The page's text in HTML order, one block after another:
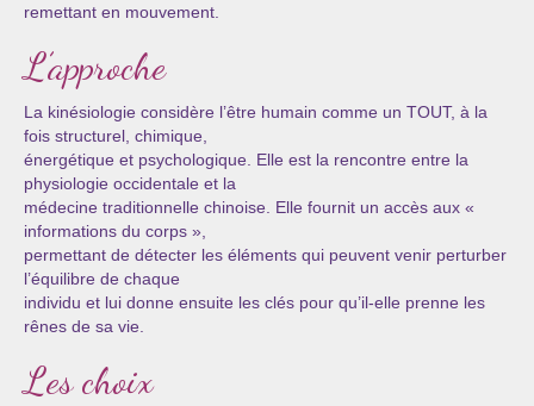
Témoignages B
Prendre contact
remettant en mouvement.
L’approche
La kinésiologie considère l’être humain comme un TOUT, à la
fois structurel, chimique,
énergétique et psychologique. Elle est la rencontre entre la
physiologie occidentale et la
médecine traditionnelle chinoise. Elle fournit un accès aux «
informations du corps »,
permettant de détecter les éléments qui peuvent venir perturber
l’équilibre de chaque
individu et lui donne ensuite les clés pour qu’il-elle prenne les
rênes de sa vie.
Les choix